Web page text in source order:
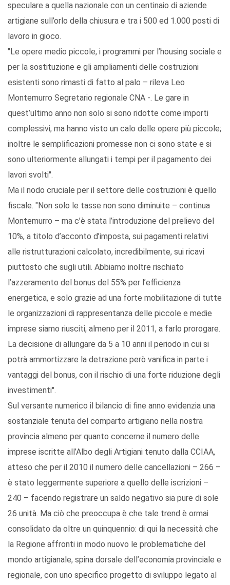
speculare a quella nazionale con un centinaio di aziende
artigiane sull’orlo della chiusura e tra i 500 ed 1.000 posti di
lavoro in gioco.
"Le opere medio piccole, i programmi per l’housing sociale e
per la sostituzione e gli ampliamenti delle costruzioni
esistenti sono rimasti di fatto al palo – rileva Leo
Montemurro Segretario regionale CNA -. Le gare in
quest’ultimo anno non solo si sono ridotte come importi
complessivi, ma hanno visto un calo delle opere più piccole;
inoltre le semplificazioni promesse non ci sono state e si
sono ulteriormente allungati i tempi per il pagamento dei
lavori svolti".
Ma il nodo cruciale per il settore delle costruzioni è quello
fiscale. "Non solo le tasse non sono diminuite – continua
Montemurro – ma c’è stata l’introduzione del prelievo del
10%, a titolo d’acconto d’imposta, sui pagamenti relativi
alle ristrutturazioni calcolato, incredibilmente, sui ricavi
piuttosto che sugli utili. Abbiamo inoltre rischiato
l’azzeramento del bonus del 55% per l’efficienza
energetica, e solo grazie ad una forte mobilitazione di tutte
le organizzazioni di rappresentanza delle piccole e medie
imprese siamo riusciti, almeno per il 2011, a farlo prorogare.
La decisione di allungare da 5 a 10 anni il periodo in cui si
potrà ammortizzare la detrazione però vanifica in parte i
vantaggi del bonus, con il rischio di una forte riduzione degli
investimenti".
Sul versante numerico il bilancio di fine anno evidenzia una
sostanziale tenuta del comparto artigiano nella nostra
provincia almeno per quanto concerne il numero delle
imprese iscritte all’Albo degli Artigiani tenuto dalla CCIAA,
atteso che per il 2010 il numero delle cancellazioni – 266 –
è stato leggermente superiore a quello delle iscrizioni –
240 – facendo registrare un saldo negativo sia pure di sole
26 unità. Ma ciò che preoccupa è che tale trend è ormai
consolidato da oltre un quinquennio: di qui la necessità che
la Regione affronti in modo nuovo le problematiche del
mondo artigianale, spina dorsale dell’economia provinciale e
regionale, con uno specifico progetto di sviluppo legato al